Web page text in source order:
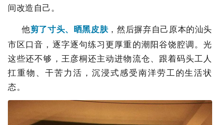
间改造自己。
他剪了寸头、晒黑皮肤，然后摒弃自己原本的汕头
市区口音，逐字逐句练习更厚重的潮阳谷饶腔调。光
这些还不够，王彦桐还主动进物流仓、跟着码头工人
扛重物、干苦力活，沉浸式感受南洋劳工的生活状
态。